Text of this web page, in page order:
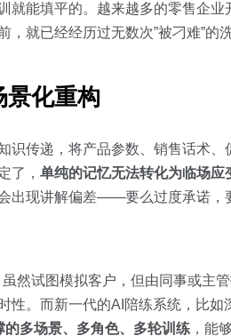
就能填平的。越来越多的零售企业
就已经经历过无数次”被刁难”的洗
景化重构
识传递，将产品参数、销售话术、
了， 单纯的记忆无法转化为临场应
出现讲解偏差——要么过度承诺，
然试图模拟客户，但由同事或主管
性。而新一代的AI陪练系统，比如
多场景、多角色、多轮训练 ，能